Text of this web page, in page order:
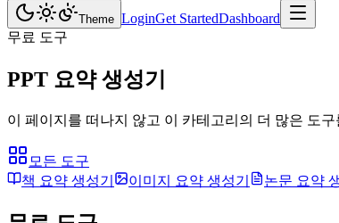
Theme LoginGet StartedDashboard
무료 도구
PPT 요약 생성기
이 페이지를 떠나지 않고 이 카테고리의 더 많은 도
모든 도구
책 요약 생성기
이미지 요약 생성기 논문 요약